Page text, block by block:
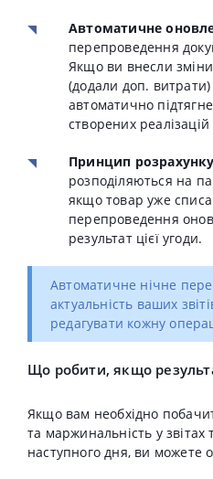
Автоматичне
перепроведення
Якщо ви внесли зміни
(додали доп.
автоматично
створених
Принцип
розподіляються на
якщо товар уже
перепроведення
результат цієї угоди.
Автоматичне нічне
актуальність ваших
редагувати кожну
Що робити, якщо
Якщо вам необхідно
та маржинальність у
наступного дня, ви можете